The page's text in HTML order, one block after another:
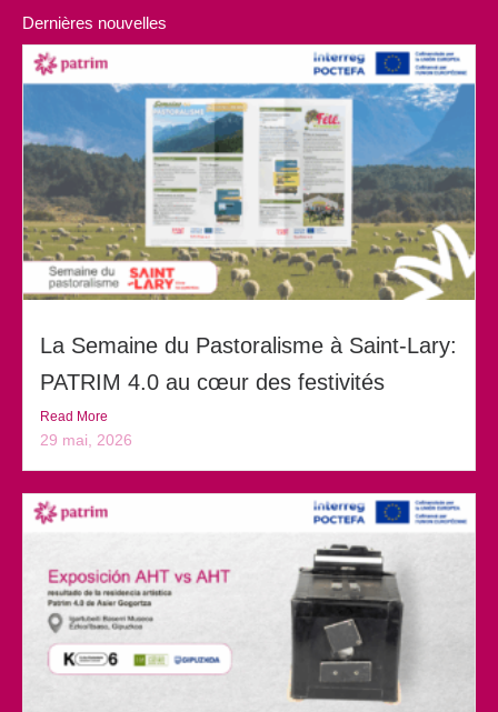
Dernières nouvelles
La Semaine du Pastoralisme à Saint-Lary:
PATRIM 4.0 au cœur des festivités
Read More
29 mai, 2026